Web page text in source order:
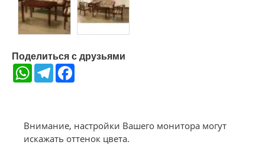
Поделиться с друзьями
WhatsAppTelegram
Внимание, настройки Вашего монитора могут
искажать оттенок цвета.